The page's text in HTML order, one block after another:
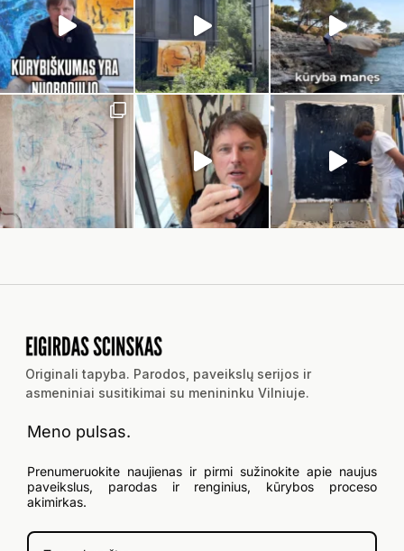
Originali tapyba. Parodos, paveikslų serijos ir
asmeniniai susitikimai su menininku Vilniuje.
Meno pulsas.
Prenumeruokite naujienas ir pirmi sužinokite apie naujus
paveikslus, parodas ir renginius, kūrybos proceso
akimirkas.